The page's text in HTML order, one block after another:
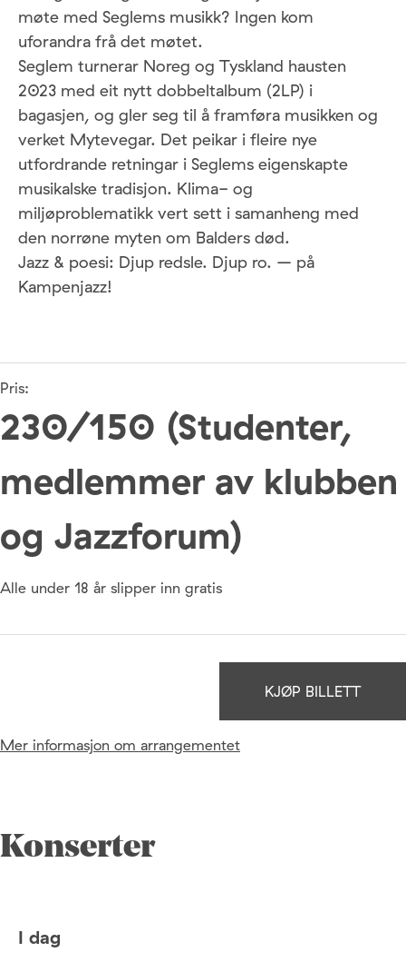
møte med Seglems musikk? Ingen kom
uforandra frå det møtet.
Seglem turnerar Noreg og Tyskland hausten
2023 med eit nytt dobbeltalbum (2LP) i
bagasjen, og gler seg til å framføra musikken og
verket Mytevegar. Det peikar i fleire nye
utfordrande retningar i Seglems eigenskapte
musikalske tradisjon. Klima- og
miljøproblematikk vert sett i samanheng med
den norrøne myten om Balders død.
Jazz & poesi: Djup redsle. Djup ro. – på
Kampenjazz!
Pris:
230/150 (Studenter,
medlemmer av klubben
og Jazzforum)
Alle under 18 år slipper inn gratis
KJØP BILLETT
Mer informasjon om arrangementet
Konserter
I dag